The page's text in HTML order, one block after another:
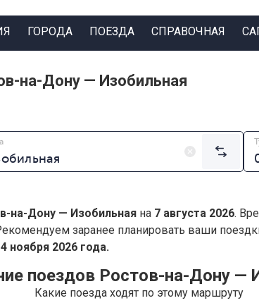
ГОРОДА ПОЕЗДА СПРАВОЧНАЯ
на-Дону — Изобильная
на-Дону — Изобильная на 7 августа 2026.
заранее планировать ваши
ноября 2026 года.
поездов Ростов-на-Дону —
Какие поезда ходят по этому маршруту